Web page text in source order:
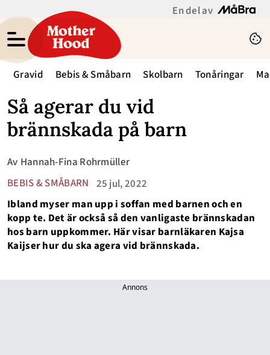
En del av
Gravid Bebis & Småbarn Skolbarn Tonåringar
Så agerar du vid
brännskada på barn
BEBIS & SMÅBARN 25 jul, 2022
Av Hannah-Fina Rohrmüller
Ibland myser man upp i soffan med barnen och en
kopp te. Det är också så den vanligaste brännskadan
hos barn uppkommer. Här visar barnläkaren Kajsa
Kaijser hur du ska agera vid brännskada.
Annons